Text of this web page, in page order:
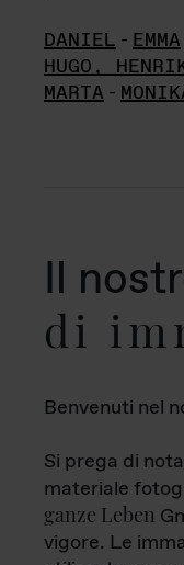
DANIEL - EMMA
HUGO,
MARTA -
Il
di
Benvenuti nel
Si prega di
materiale
ganze Leben
vigore. Le